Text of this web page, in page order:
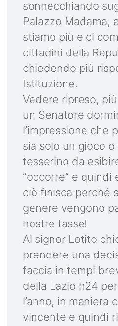
sonnecchiando
Palazzo Madama,
stiamo più e ci
cittadini della
chiedendo più
Istituzione.
Vedere ripreso,
un Senatore
l’impressione che
sia solo un gioco o
tesserino da
“occorre” e quindi
ciò finisca perché
genere vengono
nostre tasse!
Al signor Lotito
prendere una
faccia in tempi
della Lazio h24
l’anno, in maniera
vincente e quindi